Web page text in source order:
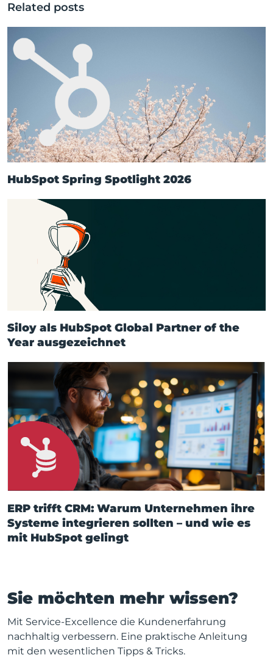
Related posts
HubSpot Spring Spotlight 2026
Siloy als HubSpot Global Partner of the
Year ausgezeichnet
ERP trifft CRM: Warum Unternehmen ihre
Systeme integrieren sollten – und wie es
mit HubSpot gelingt
Sie möchten mehr wissen?
Mit Service-Excellence die Kundenerfahrung
nachhaltig verbessern. Eine praktische Anleitung
mit den wesentlichen Tipps & Tricks.